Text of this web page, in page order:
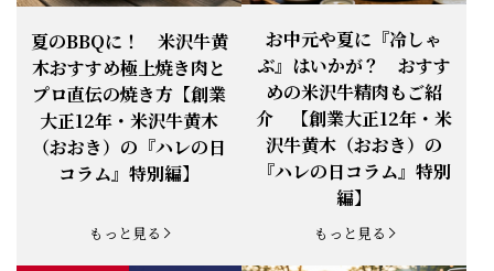
お知らせ 2026.1.25
【ご注意】1月27日（火）は終日、お
電話・FAXが繋がりません（8:30〜
18:00）
お知らせ 2026.1.20
【恵方巻】今年の2月3日は、『米沢牛
恵方巻』を！
お知らせ 2026.1.15
【新商品】『米沢牛だし茶漬け』発売
お知らせ 2025.11.3 「黄木の御歳暮」早割開始！
夏のBBQに！ 米沢牛黄
木おすすめ極上焼き肉と
プロ直伝の焼き方【創業
大正12年・米沢牛黄木
（おおき）の『ハレの日
コラム』特別編】
もっと見る
お中元や夏に『冷しゃ
ぶ』はいかが？ おすす
めの米沢牛精肉もご紹
介 【創業大正12年・米
沢牛黄木（おおき）の
『ハレの日コラム』特別
編】
もっと見る